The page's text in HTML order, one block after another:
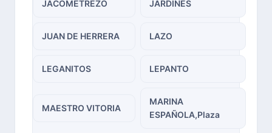
JACOMETREZO JARDINES
JUAN DE HERRERA LAZO
LEGANITOS LEPANTO
MAESTRO VITORIA
MARINA
ESPAÑOLA,Plaza